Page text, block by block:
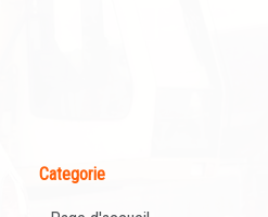
Categorie